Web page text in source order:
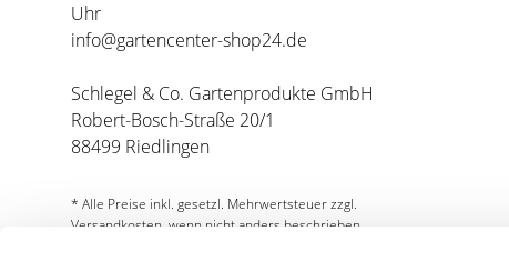
Uhr
info@gartencenter-shop24.de
Schlegel & Co. Gartenprodukte GmbH
Robert-Bosch-Straße 20/1
88499 Riedlingen
* Alle Preise inkl. gesetzl. Mehrwertsteuer zzgl.
Versandkosten, wenn nicht anders beschrieben.